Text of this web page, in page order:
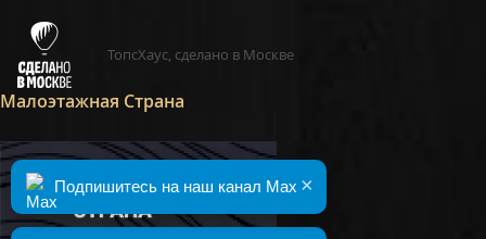
ТопсХаус, сделано в Москве
Малоэтажная Страна
×
Подпишитесь на наш канал Max